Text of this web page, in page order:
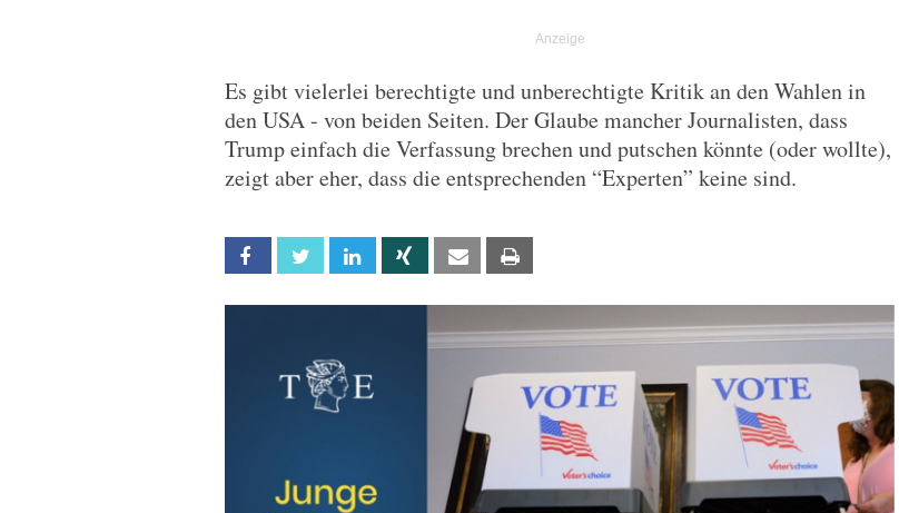
Es gibt vielerlei berechtigte und unberechtigte Kritik an den Wahlen in
den USA - von beiden Seiten. Der Glaube mancher Journalisten, dass
Trump einfach die Verfassung brechen und putschen könnte (oder wollte),
zeigt aber eher, dass die entsprechenden “Experten” keine sind.
Facebook Twitter Linkedin Xing Email